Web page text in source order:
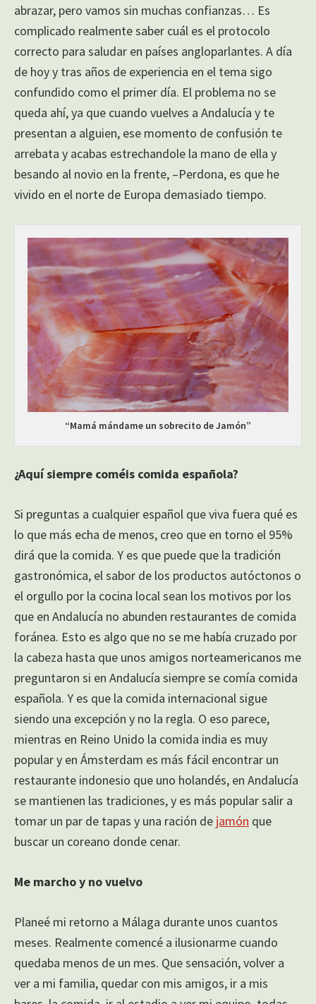
abrazar, pero vamos sin muchas confianzas… Es
complicado realmente saber cuál es el protocolo
correcto para saludar en países angloparlantes. A día
de hoy y tras años de experiencia en el tema sigo
confundido como el primer día. El problema no se
queda ahí, ya que cuando vuelves a Andalucía y te
presentan a alguien, ese momento de confusión te
arrebata y acabas estrechandole la mano de ella y
besando al novio en la frente, –Perdona, es que he
vivido en el norte de Europa demasiado tiempo.
“Mamá mándame un sobrecito de Jamón”
¿Aquí siempre coméis comida española?
Si preguntas a cualquier español que viva fuera qué es
lo que más echa de menos, creo que en torno el 95%
dirá que la comida. Y es que puede que la tradición
gastronómica, el sabor de los productos autóctonos o
el orgullo por la cocina local sean los motivos por los
que en Andalucía no abunden restaurantes de comida
foránea. Esto es algo que no se me había cruzado por
la cabeza hasta que unos amigos norteamericanos me
preguntaron si en Andalucía siempre se comía comida
española. Y es que la comida internacional sigue
siendo una excepción y no la regla. O eso parece,
mientras en Reino Unido la comida india es muy
popular y en Ámsterdam es más fácil encontrar un
restaurante indonesio que uno holandés, en Andalucía
se mantienen las tradiciones, y es más popular salir a
tomar un par de tapas y una ración de jamón que
buscar un coreano donde cenar.
Me marcho y no vuelvo
Planeé mi retorno a Málaga durante unos cuantos
meses. Realmente comencé a ilusionarme cuando
quedaba menos de un mes. Que sensación, volver a
ver a mi familia, quedar con mis amigos, ir a mis